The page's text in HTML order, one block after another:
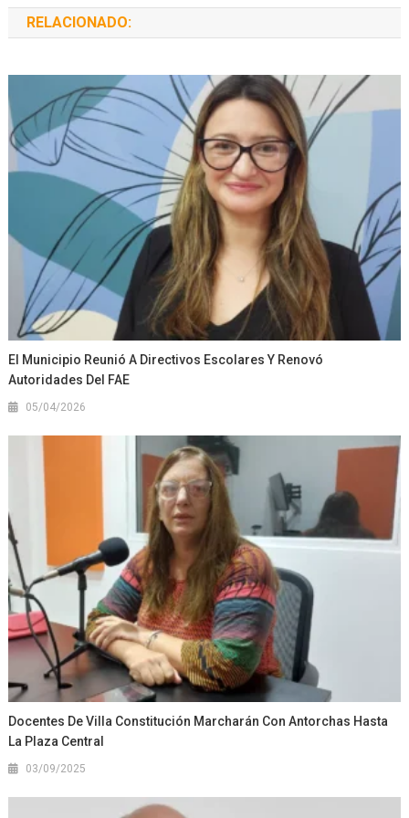
RELACIONADO:
El Municipio Reunió A Directivos Escolares Y Renovó
Autoridades Del FAE
05/04/2026
Docentes De Villa Constitución Marcharán Con Antorchas Hasta
La Plaza Central
03/09/2025